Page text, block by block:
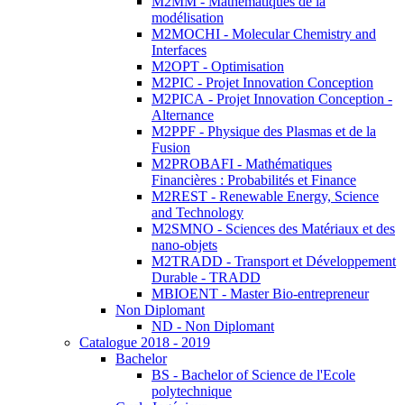
modélisation
M2MOCHI - Molecular Chemistry and
Interfaces
M2OPT - Optimisation
M2PIC - Projet Innovation Conception
M2PICA - Projet Innovation Conception -
Alternance
M2PPF - Physique des Plasmas et de la
Fusion
M2PROBAFI - Mathématiques
Financières : Probabilités et Finance
M2REST - Renewable Energy, Science
and Technology
M2SMNO - Sciences des Matériaux et des
nano-objets
M2TRADD - Transport et Développement
Durable - TRADD
MBIOENT - Master Bio-entrepreneur
Non Diplomant
ND - Non Diplomant
Catalogue 2018 - 2019
Bachelor
BS - Bachelor of Science de l'Ecole
polytechnique